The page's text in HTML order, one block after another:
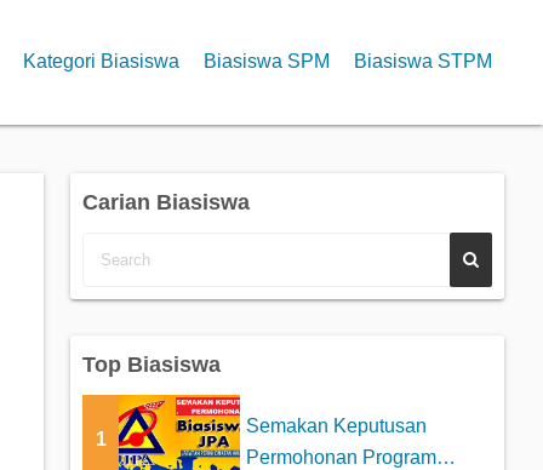
Kategori Biasiswa Biasiswa SPM Biasiswa STPM
Carian Biasiswa
Top Biasiswa
1
Semakan Keputusan
Permohonan Program